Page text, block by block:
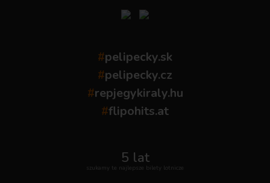
#pelipecky.sk
#pelipecky.cz
#repjegykiraly.hu
#flipohits.at
5 lat
szukamy te najlepsze bilety lotnicze